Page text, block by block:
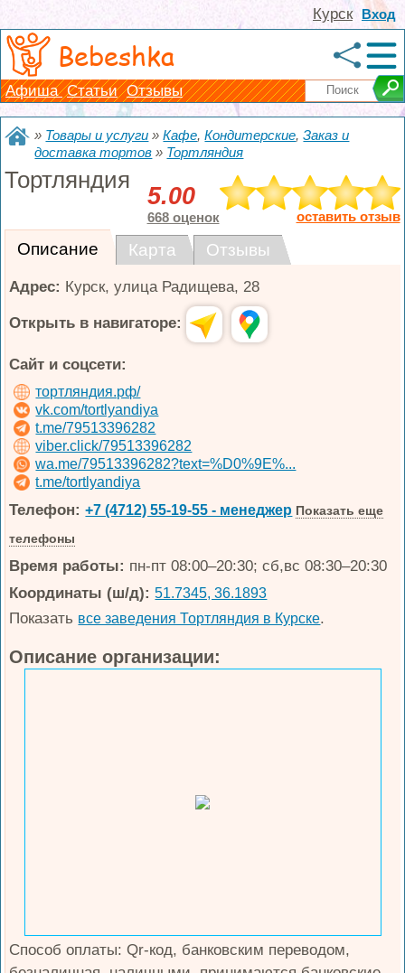
Вход
Курск
Bebeshka
Афиша Статьи Отзывы
» Товары и услуги »Кафе,Кондитерские,Заказ и
доставка тортов » Тортляндия
Тортляндия
5.00
668 оценок оставить отзыв
Описание Карта Отзывы
Адрес: Курск,улица Радищева, 28
Открыть в навигаторе:
Сайт и соцсети:
тортляндия.рф/
vk.com/tortlyandiya
t.me/79513396282
viber.click/79513396282
wa.me/79513396282?text=%D0%9E%...
t.me/tortlyandiya
Телефон: +7 (4712) 55-19-55 - менеджер Показать еще
телефоны
Время работы: пн-пт 08:00–20:30; сб,вс 08:30–20:30
Координаты (ш/д): 51.7345, 36.1893
Показать все заведения Тортляндия в Курске.
Описание организации:
Способ оплаты: Qr-код, банковским переводом,